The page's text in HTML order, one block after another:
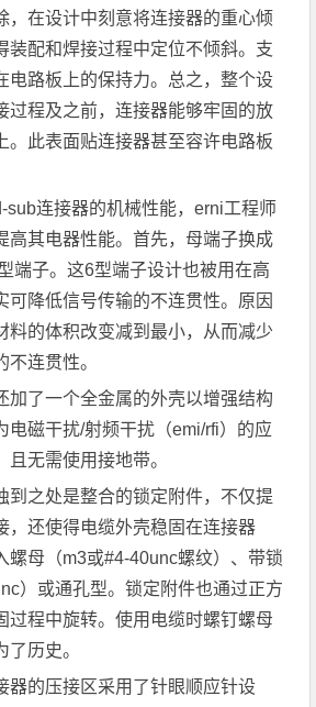
，在设计中刻意将连接器的重心倾
装配和焊接过程中定位不倾斜。支
电路板上的保持力。总之，整个设
过程及之前，连接器能够牢固的放
。此表面贴连接器甚至容许电路板
连接器的机械性能，erni工程师
高其电器性能。首先，母端子换成
端子。这6型端子设计也被用在高
可降低信号传输的不连贯性。原因
料的体积改变减到最小，从而减少
不连贯性。
了一个全金属的外壳以增强结构
电磁干扰/射频干扰（emi/rfi）的应
无需使用接地带。
到之处是整合的锁定附件，不仅提
，还使得电缆外壳稳固在连接器
螺母（m3或#4-40unc螺纹）、带锁
）或通孔型。锁定附件也通过正方
过程中旋转。使用电缆时螺钉螺母
历史。
的压接区采用了针眼顺应针设